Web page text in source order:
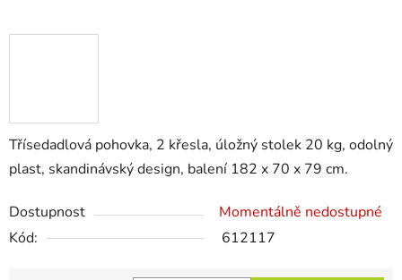
Třísedadlová pohovka, 2 křesla, úložný stolek 20 kg, odolný
plast, skandinávský design, balení 182 x 70 x 79 cm.
Dostupnost
Momentálně nedostupné
Kód:
612117